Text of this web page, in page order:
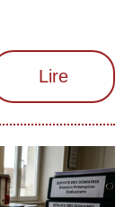
Lire